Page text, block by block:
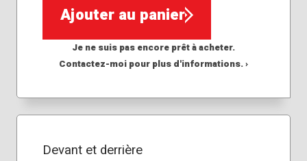
Ajouter au panier
Je ne suis pas encore prêt à acheter.
Contactez-moi pour plus d'informations. ›
Devant et derrière